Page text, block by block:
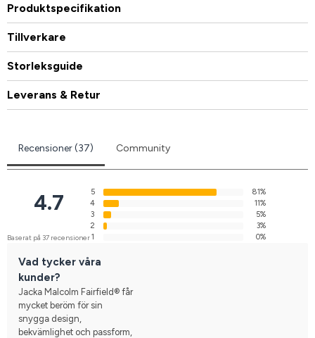
Produktspecifikation
Tillverkare
Storleksguide
Leverans & Retur
Recensioner (37) Community
4.7
Baserat på 37 recensioner
5
81%
4
11%
3
5%
2
3%
1
0%
Vad tycker våra
kunder?
Jacka Malcolm Fairfield® får
mycket beröm för sin
snygga design,
bekvämlighet och passform,